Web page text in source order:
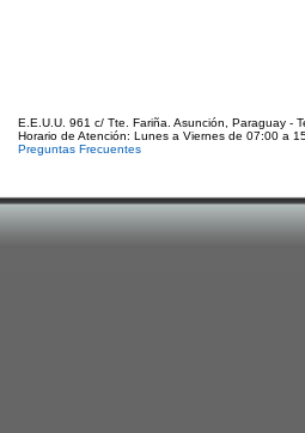
E.E.U.U. 961 c/ Tte. Fariña. Asunción, Paraguay -
Horario de Atención: Lunes a Viernes de 07:00 a
Preguntas Frecuentes